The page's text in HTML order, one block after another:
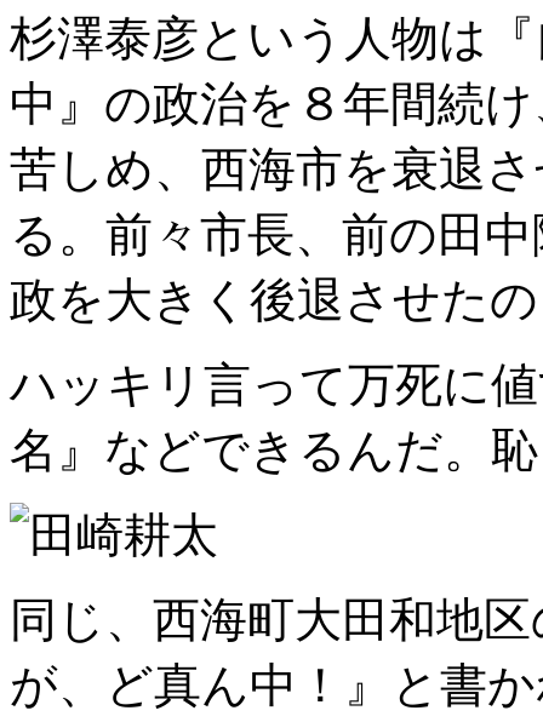
杉澤泰彦という人物は
中』の政治を８年間続
苦しめ、西海市を衰退
る。前々市長、前の田
政を大きく後退させた
ハッキリ言って万死に
名』などできるんだ。
同じ、西海町大田和地
が、ど真ん中！』と書